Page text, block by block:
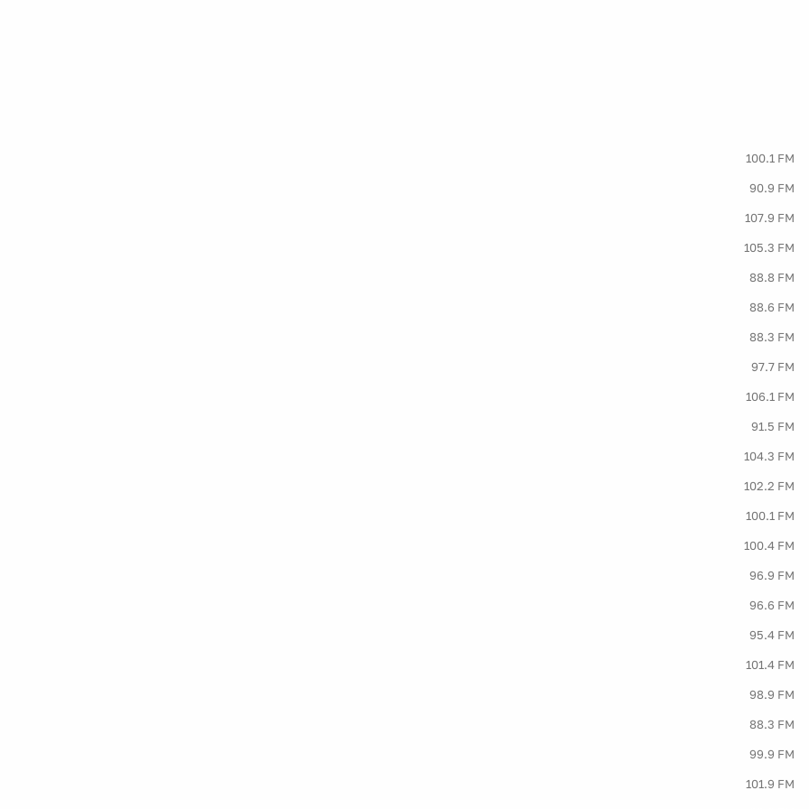
100.1 FM
90.9 FM
107.9 FM
105.3 FM
88.8 FM
88.6 FM
88.3 FM
97.7 FM
106.1 FM
91.5 FM
104.3 FM
102.2 FM
100.1 FM
100.4 FM
96.9 FM
96.6 FM
95.4 FM
101.4 FM
98.9 FM
88.3 FM
99.9 FM
101.9 FM